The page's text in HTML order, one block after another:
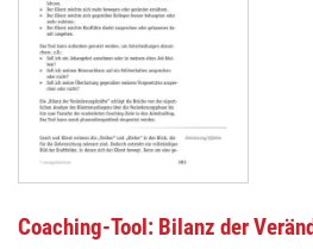
Coaching-Tool: Bilanz der